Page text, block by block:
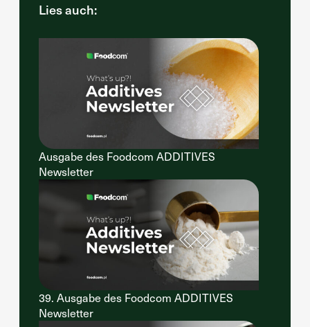
Lies auch:
Ausgabe des Foodcom ADDITIVES
Newsletter
39. Ausgabe des Foodcom ADDITIVES
Newsletter